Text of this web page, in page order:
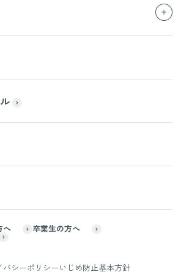
へ 卒業生の方へ
バシーポリシーいじめ防止基本方針